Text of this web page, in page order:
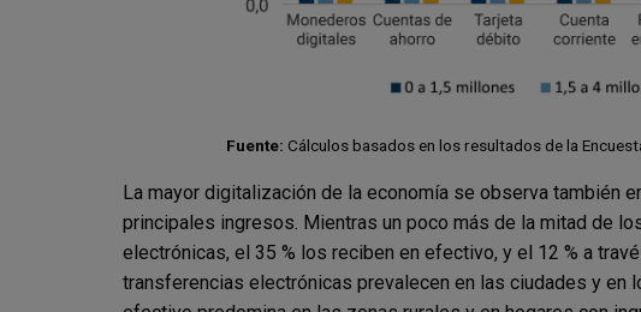
Fuente: Cálculos basados en los resultados de la
La mayor digitalización de la economía se observa también
principales ingresos. Mientras un poco más de la mitad de
electrónicas, el 35 % los reciben en efectivo, y el 12 % a
transferencias electrónicas prevalecen en las ciudades y en